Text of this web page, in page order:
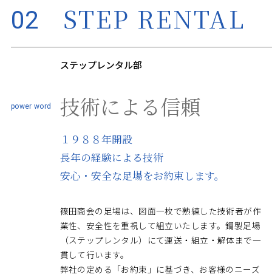
02 STEP RENTAL
ステップレンタル部
技術による信頼
１９８８年開設
長年の経験による技術
安心・安全な足場をお約束します。
篠田商会の足場は、図面一枚で熟練した技術者が作
業性、安全性を重視して組立いたします。鋼製足場
（ステップレンタル）にて運送・組立・解体まで一
貫して行います。
弊社の定める「お約束」に基づき、お客様のニーズ